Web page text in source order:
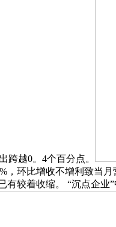
跨越0。4个百分点。
环比增收不增利致当
较着收缩。 “沉点企